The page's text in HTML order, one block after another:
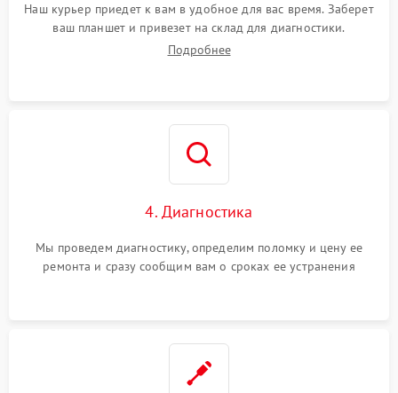
Наш курьер приедет к вам в удобное для вас время. Заберет
ваш планшет и привезет на склад для диагностики.
Подробнее
4. Диагностика
Мы проведем диагностику, определим поломку и цену ее
ремонта и сразу сообщим вам о сроках ее устранения